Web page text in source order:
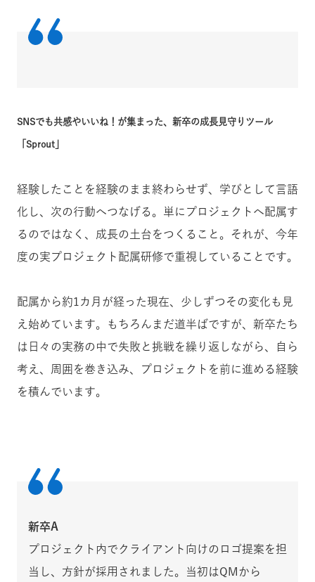
SNSでも共感やいいね！が集まった、新卒の成長見守りツール
「Sprout」
経験したことを経験のまま終わらせず、学びとして言語
化し、次の行動へつなげる。単にプロジェクトへ配属す
るのではなく、成長の土台をつくること。それが、今年
度の実プロジェクト配属研修で重視していることです。
配属から約1カ月が経った現在、少しずつその変化も見
え始めています。もちろんまだ道半ばですが、新卒たち
は日々の実務の中で失敗と挑戦を繰り返しながら、自ら
考え、周囲を巻き込み、プロジェクトを前に進める経験
を積んでいます。
新卒A
プロジェクト内でクライアント向けのロゴ提案を担
当し、方針が採用されました。当初はQMから